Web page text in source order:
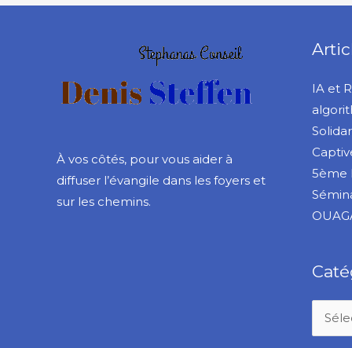
À vos côtés, pour vous aider à
diffuser l’évangile dans les foyers et
sur les chemins.
IA et
5ème